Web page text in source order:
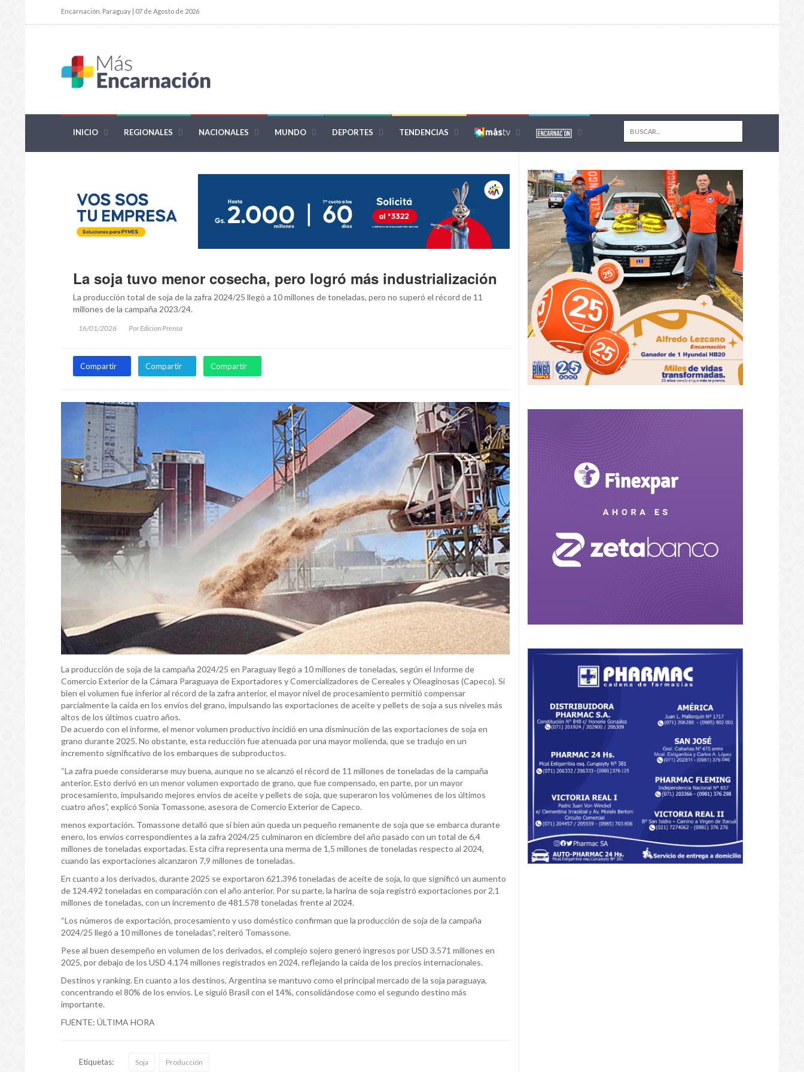
Encarnación, Paraguay | 07 de Agosto de 2026
INICIO REGIONALES NACIONALES MUNDO DEPORTES TENDENCIAS
La soja tuvo menor cosecha, pero logró más industrialización
La producción total de soja de la zafra 2024/25 llegó a 10 millones de toneladas, pero no superó el récord de 11
millones de la campaña 2023/24.
16/01/2026 Por Edicion Prensa
Compartir Compartir Compartir
La producción de soja de la campaña 2024/25 en Paraguay llegó a 10 millones de toneladas, según el Informe de
Comercio Exterior de la Cámara Paraguaya de Exportadores y Comercializadores de Cereales y Oleaginosas (Capeco). Si
bien el volumen fue inferior al récord de la zafra anterior, el mayor nivel de procesamiento permitió compensar
parcialmente la caída en los envíos del grano, impulsando las exportaciones de aceite y pellets de soja a sus niveles más
altos de los últimos cuatro años.
De acuerdo con el informe, el menor volumen productivo incidió en una disminución de las exportaciones de soja en
grano durante 2025. No obstante, esta reducción fue atenuada por una mayor molienda, que se tradujo en un
incremento significativo de los embarques de subproductos.
“La zafra puede considerarse muy buena, aunque no se alcanzó el récord de 11 millones de toneladas de la campaña
anterior. Esto derivó en un menor volumen exportado de grano, que fue compensado, en parte, por un mayor
procesamiento, impulsando mejores envíos de aceite y pellets de soja, que superaron los volúmenes de los últimos
cuatro años”, explicó Sonia Tomassone, asesora de Comercio Exterior de Capeco.
menos exportación. Tomassone detalló que si bien aún queda un pequeño remanente de soja que se embarca durante
enero, los envíos correspondientes a la zafra 2024/25 culminaron en diciembre del año pasado con un total de 6,4
millones de toneladas exportadas. Esta cifra representa una merma de 1,5 millones de toneladas respecto al 2024,
cuando las exportaciones alcanzaron 7,9 millones de toneladas.
En cuanto a los derivados, durante 2025 se exportaron 621.396 toneladas de aceite de soja, lo que significó un aumento
de 124.492 toneladas en comparación con el año anterior. Por su parte, la harina de soja registró exportaciones por 2,1
millones de toneladas, con un incremento de 481.578 toneladas frente al 2024.
“Los números de exportación, procesamiento y uso doméstico confirman que la producción de soja de la campaña
2024/25 llegó a 10 millones de toneladas”, reiteró Tomassone.
Pese al buen desempeño en volumen de los derivados, el complejo sojero generó ingresos por USD 3.571 millones en
2025, por debajo de los USD 4.174 millones registrados en 2024, reflejando la caída de los precios internacionales.
Destinos y ranking. En cuanto a los destinos, Argentina se mantuvo como el principal mercado de la soja paraguaya,
concentrando el 80% de los envíos. Le siguió Brasil con el 14%, consolidándose como el segundo destino más
importante.
FUENTE: ÚLTIMA HORA
Etiquetas: Soja Producción